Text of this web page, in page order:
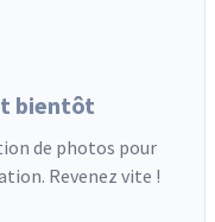
bientôt
de photos pour
Revenez vite !